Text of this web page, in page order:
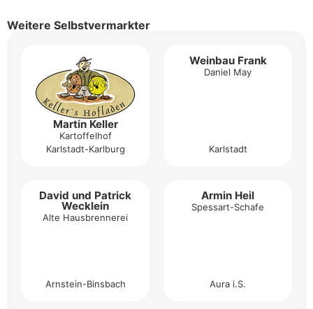
Weitere Selbstvermarkter
Martin Keller
Kartoffelhof
Karlstadt-Karlburg
Weinbau Frank
Daniel May
Karlstadt
David und Patrick
Wecklein
Alte Hausbrennerei
Arnstein-Binsbach
Armin Heil
Spessart-Schafe
Aura i.S.